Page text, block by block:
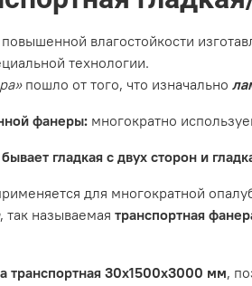
влагостойкости
технологии.
пошло от того, что изначально
фанеры: многократно
гладкая с двух сторон и
для многократной
, так называемая транспортная
транспортная 30х1500х3000 мм,